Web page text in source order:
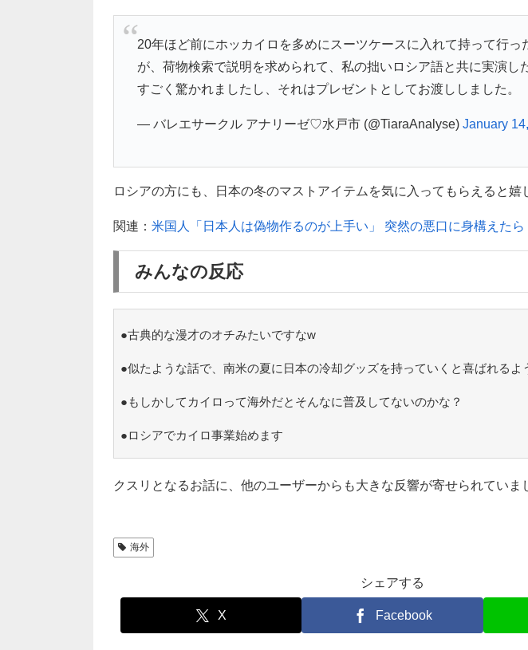
20年ほど前にホッカイロを多めにスーツケースに入れて持って行っ
が、荷物検索で説明を求められて、私の拙いロシア語と共に実演し
すごく驚かれましたし、それはプレゼントとしてお渡ししました。
— バレエサークル アナリーゼ♡水戸市 (@TiaraAnalyse) January
ロシアの方にも、日本の冬のマストアイテムを気に入ってもらえると嬉
関連： 米国人「日本人は偽物作るのが上手い」 突然の悪口に身構えたら
みんなの反応
●古典的な漫才のオチみたいですなw
●似たような話で、南米の夏に日本の冷却グッズを持っていくと喜ばれるよ
●もしかしてカイロって海外だとそんなに普及してないのかな？
●ロシアでカイロ事業始めます
クスリとなるお話に、他のユーザーからも大きな反響が寄せられていま
海外
シェアする
X Facebook